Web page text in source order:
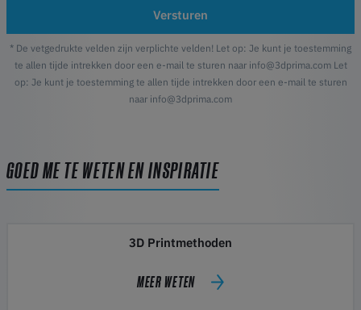
Versturen
* De vetgedrukte velden zijn verplichte velden! Let op: Je kunt je toestemming
te allen tijde intrekken door een e-mail te sturen naar info@3dprima.com Let
op: Je kunt je toestemming te allen tijde intrekken door een e-mail te sturen
naar info@3dprima.com
GOED ME TE WETEN EN INSPIRATIE
3D Printmethoden
MEER WETEN